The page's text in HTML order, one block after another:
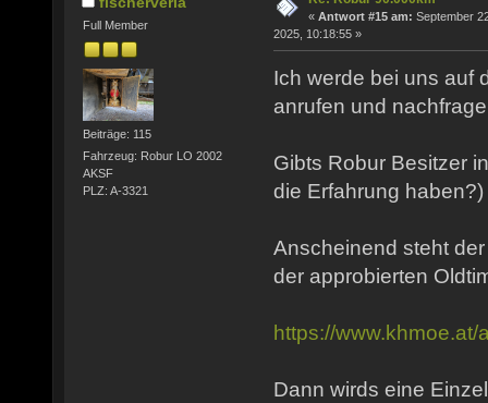
Full Member
Beiträge: 115
Fahrzeug: Robur LO 2002
AKSF
PLZ: A-3321
« Antwort #15 am: September
2025, 10:18:55 »
Ich werde bei uns auf
anrufen und
Gibts Robur Besitzer
die Erfahrung haben?)
Anscheinend steht
der approbierten
https://www.khmoe.at/
Dann wirds eine